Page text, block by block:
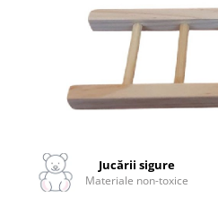
Interactive
Reutilizabile
pentru Patut
de Joaca
Jucării sigure
Materiale non-toxice